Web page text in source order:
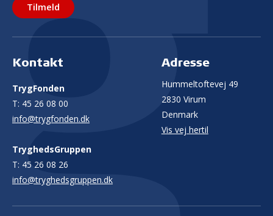
Tilmeld
Kontakt
TrygFonden
T: 45 26 08 00
info@trygfonden.dk
TryghedsGruppen
T: 45 26 08 26
info@tryghedsgruppen.dk
Adresse
Hummeltoftevej 49
2830 Virum
Denmark
Vis vej hertil